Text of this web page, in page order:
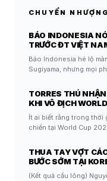
CHUYỂN NHƯỢNG
BÁO INDONESIA
TRƯỚC ĐT VIỆT
Báo Indonesia hé lộ
Sugiyama, nhưng mọi
TORRES THÚ
KHI VÔ ĐỊCH
Ít ai biết rằng trong thời
chiến tại World Cup
THUA TAY VỢT
BƯỚC SỚM TẠI
(Kết quả cầu lông)